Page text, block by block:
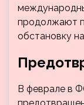
продолжают
обстановку
В феврале в